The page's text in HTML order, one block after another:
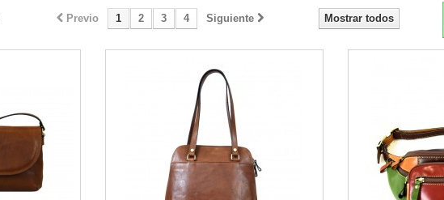
Mostrar todos
Previo 1 2 3 4 Siguiente